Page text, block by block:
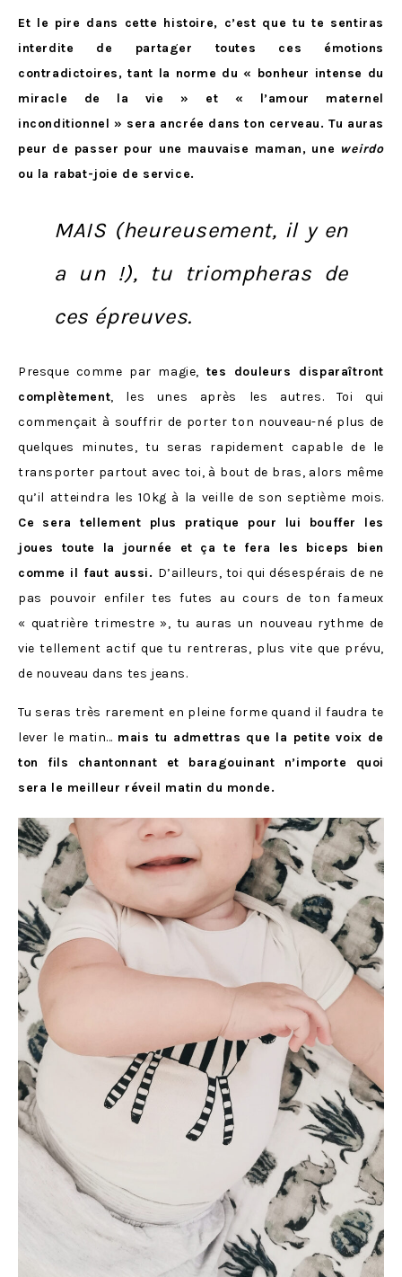
Et le pire dans cette histoire, c’est que tu te sentiras
interdite de partager toutes ces émotions
contradictoires, tant la norme du « bonheur intense du
miracle de la vie » et « l’amour maternel
inconditionnel » sera ancrée dans ton cerveau. Tu auras
peur de passer pour une mauvaise maman, une weirdo
ou la rabat-joie de service.
MAIS (heureusement, il y en
a un !), tu triompheras de
ces épreuves.
Presque comme par magie, tes douleurs disparaîtront
complètement, les unes après les autres. Toi qui
commençait à souffrir de porter ton nouveau-né plus de
quelques minutes, tu seras rapidement capable de le
transporter partout avec toi, à bout de bras, alors même
qu’il atteindra les 10kg à la veille de son septième mois.
Ce sera tellement plus pratique pour lui bouffer les
joues toute la journée et ça te fera les biceps bien
comme il faut aussi. D’ailleurs, toi qui désespérais de ne
pas pouvoir enfiler tes futes au cours de ton fameux
« quatrière trimestre », tu auras un nouveau rythme de
vie tellement actif que tu rentreras, plus vite que prévu,
de nouveau dans tes jeans.
Tu seras très rarement en pleine forme quand il faudra te
lever le matin… mais tu admettras que la petite voix de
ton fils chantonnant et baragouinant n’importe quoi
sera le meilleur réveil matin du monde.